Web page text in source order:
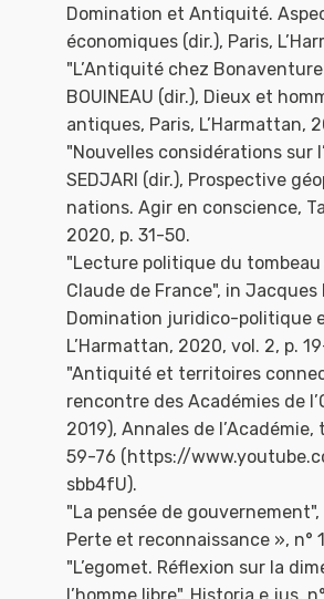
Domination et Antiquité.
économiques (dir.), Paris,
"L’Antiquité chez
BOUINEAU (dir.), Dieux et
antiques, Paris, L’Harmattan,
"Nouvelles considérations sur
SEDJARI (dir.), Prospective
nations. Agir en conscience,
2020, p. 31-50.
"Lecture politique du
Claude de France", in Jacques
Domination juridico-politique
L’Harmattan, 2020, vol. 2, p.
"Antiquité et territoires
rencontre des Académies de
2019), Annales de
59-76 (https://
sbb4fU).
"La pensée de
Perte et reconnaissance », n°
"L’egomet. Réflexion sur la